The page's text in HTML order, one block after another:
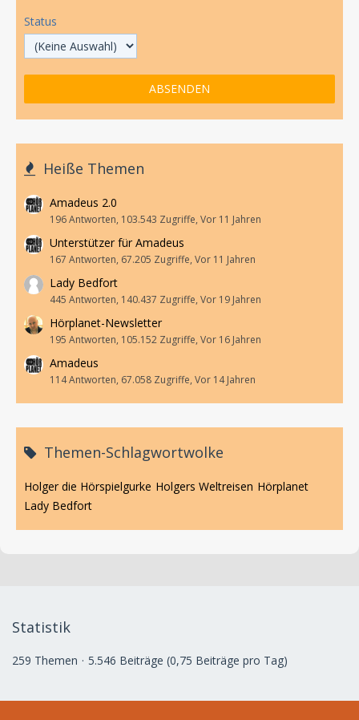
Status
Heiße Themen
Amadeus 2.0
196 Antworten, 103.543 Zugriffe, Vor 11 Jahren
Unterstützer für Amadeus
167 Antworten, 67.205 Zugriffe, Vor 11 Jahren
Lady Bedfort
445 Antworten, 140.437 Zugriffe, Vor 19 Jahren
Hörplanet-Newsletter
195 Antworten, 105.152 Zugriffe, Vor 16 Jahren
Amadeus
114 Antworten, 67.058 Zugriffe, Vor 14 Jahren
Themen-Schlagwortwolke
Holger die Hörspielgurke Holgers Weltreisen Hörplanet
Lady Bedfort
Statistik
259 Themen 5.546 Beiträge (0,75 Beiträge pro Tag)